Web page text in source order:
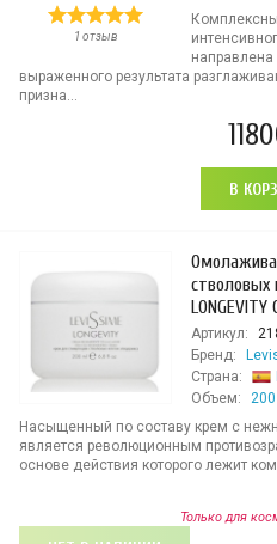
1 отзыв
направлена
выраженного результата
призна...
В
стволовых
LONGEVITY
Артикул:
Бренд:
Страна:
Объем:
Насыщенный по составу крем с
является революционным
основе действия которого лежит
Только для